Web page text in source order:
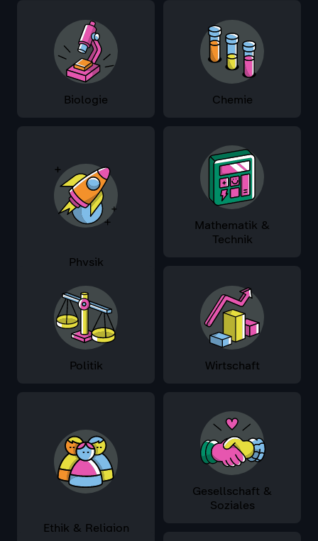
Biologie Chemie
Physik
Mathematik &
Technik
Politik Wirtschaft
Ethik & Religion
Gesellschaft &
Soziales